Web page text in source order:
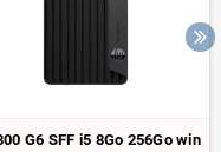
G6 SFF i5 8Go 256Go win